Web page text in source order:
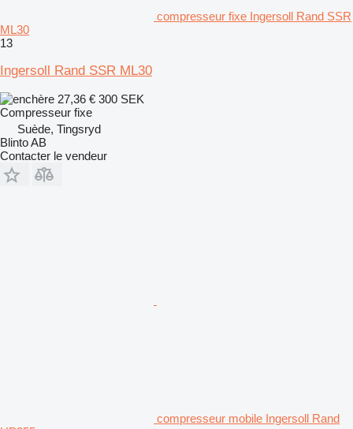
compresseur fixe Ingersoll Rand SSR
ML30
13
Ingersoll Rand SSR ML30
27,36 € 300 SEK
Compresseur fixe
Suède, Tingsryd
Blinto AB
Contacter le vendeur
compresseur mobile Ingersoll Rand